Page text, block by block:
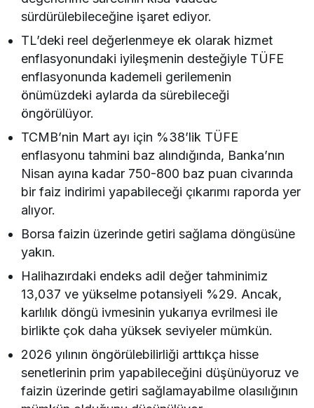
sürdürülebileceğine işaret ediyor.
TL’deki reel değerlenmeye ek olarak hizmet
enflasyonundaki iyileşmenin desteğiyle TÜFE
enflasyonunda kademeli gerilemenin
önümüzdeki aylarda da sürebileceği
öngörülüyor.
TCMB’nin Mart ayı için %38’lik TÜFE
enflasyonu tahmini baz alındığında, Banka’nın
Nisan ayına kadar 750-800 baz puan civarında
bir faiz indirimi yapabileceği çıkarımı raporda yer
alıyor.
Borsa faizin üzerinde getiri sağlama döngüsüne
yakın.
Halihazırdaki endeks adil değer tahminimiz
13,037 ve yükselme potansiyeli %29. Ancak,
karlılık döngü ivmesinin yukarıya evrilmesi ile
birlikte çok daha yüksek seviyeler mümkün.
2026 yılının öngörülebilirliği arttıkça hisse
senetlerinin prim yapabileceğini düşünüyoruz ve
faizin üzerinde getiri sağlamayabilme olasılığının